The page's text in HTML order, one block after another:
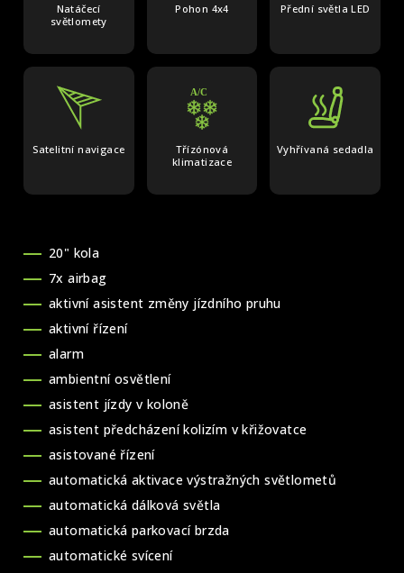
Natáčecí
světlomety
Pohon 4x4 Přední světla LED
Satelitní navigace
Třízónová
klimatizace
Vyhřívaná sedadla
20" kola
7x airbag
aktivní asistent změny jízdního pruhu
aktivní řízení
alarm
ambientní osvětlení
asistent jízdy v koloně
asistent předcházení kolizím v křižovatce
asistované řízení
automatická aktivace výstražných světlometů
automatická dálková světla
automatická parkovací brzda
automatické svícení